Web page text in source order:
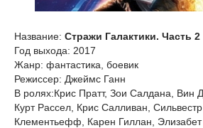
Название: Стражи Галактики. Часть 2
Год выхода: 2017
Жанр: фантастика, боевик
Режиссер: Джеймс Ганн
В ролях:Крис Пратт, Зои Салдана, Вин
Курт Рассел, Крис Салливан,
Клементьефф, Карен Гиллан, Элизабет